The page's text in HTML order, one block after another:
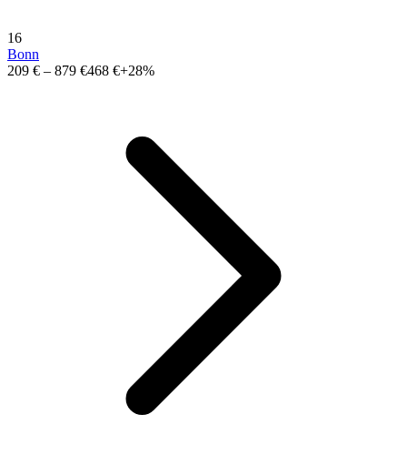
16
Bonn
209 € – 879 €468 €+28%